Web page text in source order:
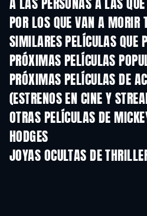
A LAS PERSONAS A LAS QUE
POR LOS QUE VAN A MORIR
SIMILARES PELÍCULAS QUE
PRÓXIMAS PELÍCULAS
PRÓXIMAS PELÍCULAS DE
(ESTRENOS EN CINE Y
OTRAS PELÍCULAS DE
HODGES
JOYAS OCULTAS DE